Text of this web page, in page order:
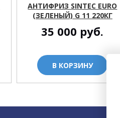
АНТИФРИЗ SINTEC EURO
(ЗЕЛЕНЫЙ) G 11 220КГ
35 000 руб.
В КОРЗИНУ